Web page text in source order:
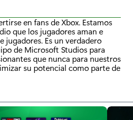
en fans de Xbox. Estamos
que los jugadores aman e
Es un verdadero
de Microsoft Studios para
que nunca para nuestros
su potencial como parte de